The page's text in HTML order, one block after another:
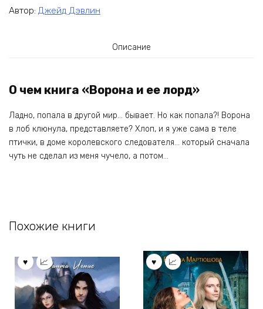
Автор: Джейд Дэвлин
Описание
О чем книга «Ворона и ее лорд»
Ладно, попала в другой мир… бывает. Но как попала?! Ворона
в лоб клюнула, представляете? Хлоп, и я уже сама в теле
птички, в доме королевского следователя… который сначала
чуть не сделал из меня чучело, а потом…
Похожие книги